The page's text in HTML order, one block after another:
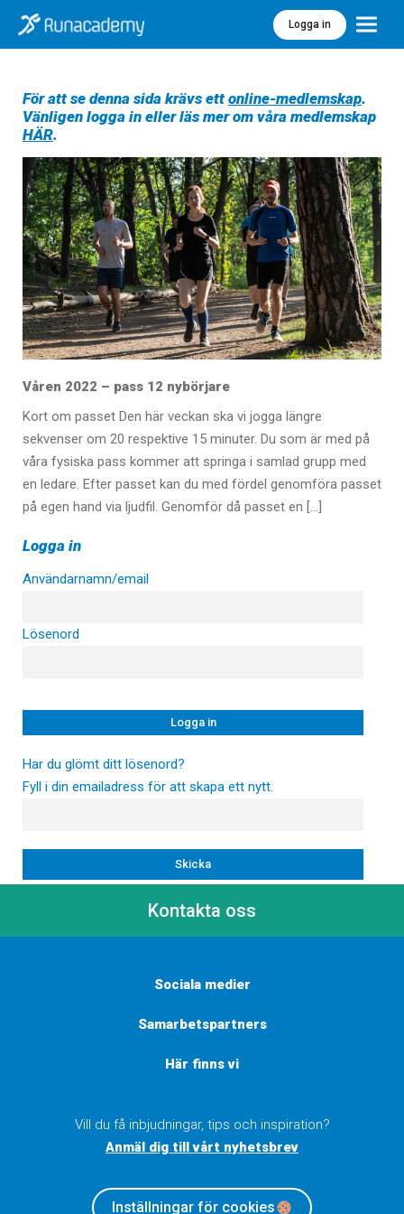
Logga in Meny
För att se denna sida krävs ett online-medlemskap.
Vänligen logga in eller läs mer om våra medlemskap
HÄR.
Våren 2022 – pass 12 nybörjare
Kort om passet Den här veckan ska vi jogga längre
sekvenser om 20 respektive 15 minuter. Du som är med på
våra fysiska pass kommer att springa i samlad grupp med
en ledare. Efter passet kan du med fördel genomföra passet
på egen hand via ljudfil. Genomför då passet en […]
Logga in
Användarnamn/email
Lösenord
Har du glömt ditt lösenord?
Fyll i din emailadress för att skapa ett nytt.
Kontakta oss
Sociala medier
Samarbetspartners
Här finns vi
Vill du få inbjudningar, tips och inspiration?
Anmäl dig till vårt nyhetsbrev
Inställningar för cookies